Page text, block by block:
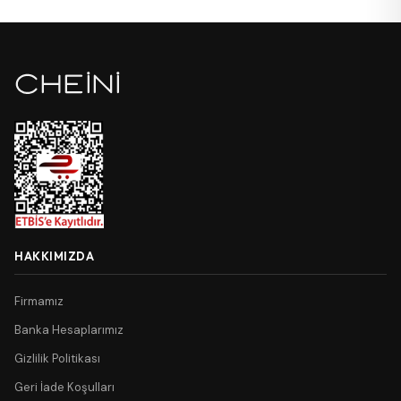
HAKKIMIZDA
Firmamız
Banka Hesaplarımız
Gizlilik Politikası
Geri İade Koşulları